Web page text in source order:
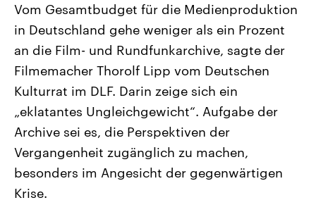
Landtagswahl Sachsen-Anhalt
2026
Alle Informationen
Sachsen-Anhalt wählt am 6.
September 2026 einen neuen
Landtag. Seit 2021 wird das
Bundesland von einer Koalition aus
CDU, SPD und FDP regiert.-
Umfragen, Prognosen,
Wahlprogramme, aktuelle Berichte
und Hintergründe zu den Parteien
und Kandidaten der anstehenden
Wahl.
USA
Aktuelle Beiträge,
Hintergründe
Wirtschaftlich und
gehören die Vereinigten
den mächtigsten Ländern
mit großem Einfluss auf
aktuelle Weltgeschehen.
Sendungen Programm Podcasts
Audio-Archiv
Vom Gesamtbudget für die Medienproduktion
in Deutschland gehe weniger als ein Prozent
an die Film- und Rundfunkarchive, sagte der
Filmemacher Thorolf Lipp vom Deutschen
Kulturrat im DLF. Darin zeige sich ein
„eklatantes Ungleichgewicht“. Aufgabe der
Archive sei es, die Perspektiven der
Vergangenheit zugänglich zu machen,
besonders im Angesicht der gegenwärtigen
Krise.